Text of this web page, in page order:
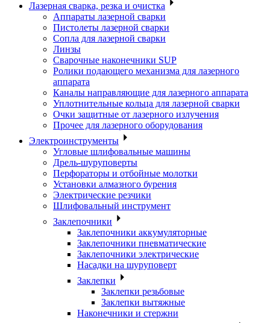
Лазерная сварка, резка и очистка
Аппараты лазерной сварки
Пистолеты лазерной сварки
Сопла для лазерной сварки
Линзы
Сварочные наконечники SUP
Ролики подающего механизма для лазерного
аппарата
Каналы направляющие для лазерного аппарата
Уплотнительные кольца для лазерной сварки
Очки защитные от лазерного излучения
Прочее для лазерного оборудования
Электроинструменты
Угловые шлифовальные машины
Дрель-шуруповерты
Перфораторы и отбойные молотки
Установки алмазного бурения
Электрические резчики
Шлифовальный инструмент
Заклепочники
Заклепочники аккумуляторные
Заклепочники пневматические
Заклепочники электрические
Насадки на шуруповерт
Заклепки
Заклепки резьбовые
Заклепки вытяжные
Наконечники и стержни